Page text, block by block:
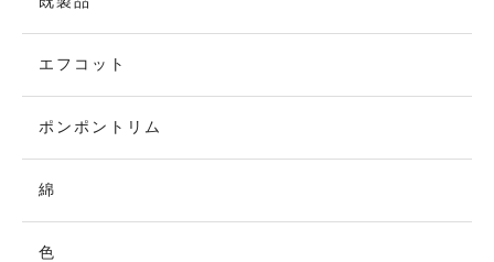
エフコット
ポンポントリム
綿
色